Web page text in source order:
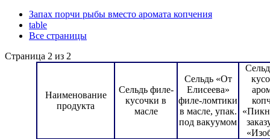
Запах порчи рыбы вместо аромата копчения
table
Все страницы
Страница 2 из 2
Наименование
продукта
Сельдь филе-
кусочки в
масле
Сельдь «От
Елисеева»
филе-ломтики
в масле, упак.
под вакуумом